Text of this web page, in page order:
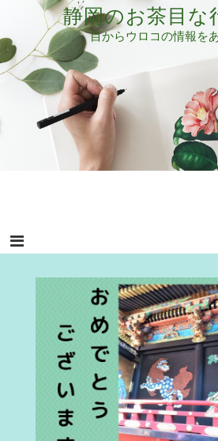
テ
ン
ツ
キ
静岡のお茶目な
目からウロコの情報を